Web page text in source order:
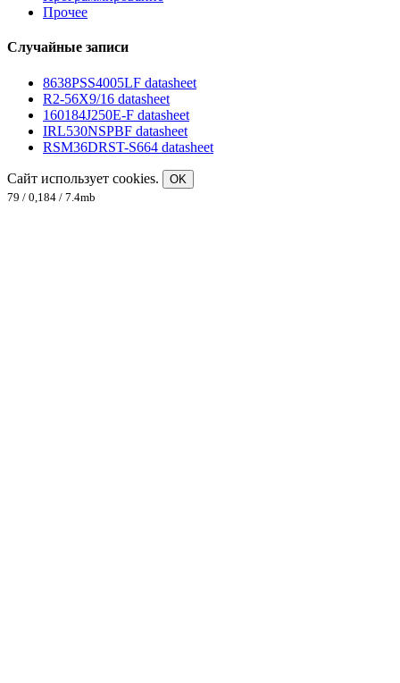
Прочее
Случайные записи
8638PSS4005LF datasheet
R2-56X9/16 datasheet
160184J250E-F datasheet
IRL530NSPBF datasheet
RSM36DRST-S664 datasheet
Сайт использует cookies.
OK
79 / 0,184 / 7.4mb